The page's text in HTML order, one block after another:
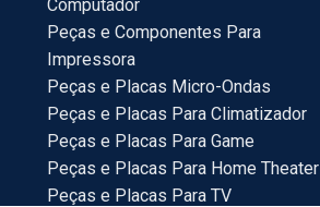
Computador
Peças e Componentes Para
Impressora
Peças e Placas Micro-Ondas
Peças e Placas Para Climatizador
Peças e Placas Para Game
Peças e Placas Para Home Theater
Peças e Placas Para TV